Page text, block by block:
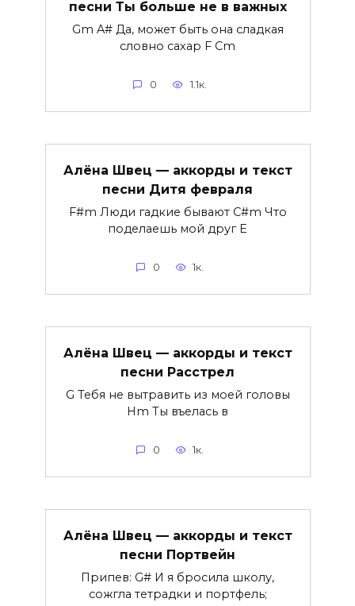
песни Ты больше не в важных
Gm A# Да, может быть она сладкая
словно сахар F Cm
0 1.1к.
Алёна Швец — аккорды и текст
песни Дитя февраля
F#m Люди гадкие бывают C#m Что
поделаешь мой друг E
0 1к.
Алёна Швец — аккорды и текст
песни Расстрел
G Тебя не вытравить из моей головы
Hm Ты въелась в
0 1к.
Алёна Швец — аккорды и текст
песни Портвейн
Припев: G# И я бросила школу,
сожгла тетрадки и портфель;